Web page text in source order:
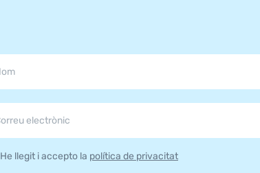
He llegit i accepto la política de privacitat